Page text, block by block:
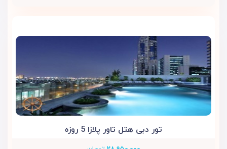
تور دبی هتل تاور پلازا 5 روزه